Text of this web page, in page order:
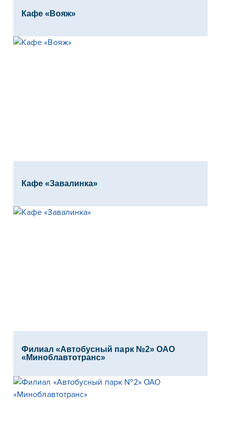
Кафе «Вояж»
Кафе «Завалинка»
Филиал «Автобусный парк №2» ОАО
«Миноблавтотранс»